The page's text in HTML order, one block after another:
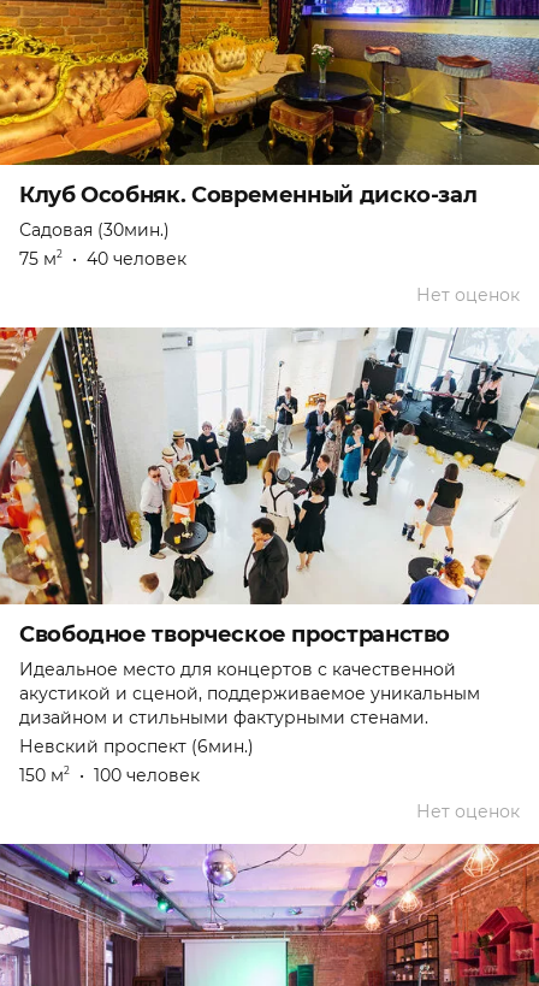
Клуб Особняк. Современный диско-зал
Садовая (30мин.)
75 м2 • 40 человек
Нет оценок
Свободное творческое пространство
Идеальное место для концертов с качественной
акустикой и сценой, поддерживаемое уникальным
дизайном и стильными фактурными стенами.
Невский проспект (6мин.)
150 м2 • 100 человек
Нет оценок